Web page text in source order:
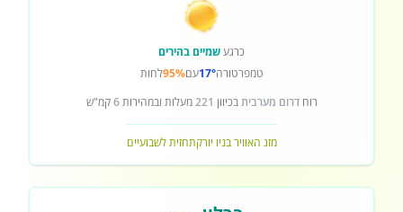
כרגעשמיים בהירים
טמפרטורה17°עם95%לחות
רוחדרום מערביתבכיוון 221מעלות ובמהירות6קמ"ש
מזג האוויר בניו יורקתחזית לשבועיים